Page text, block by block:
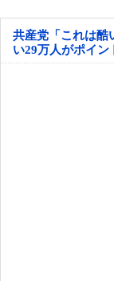
共産党「これは
い29万人がポイン